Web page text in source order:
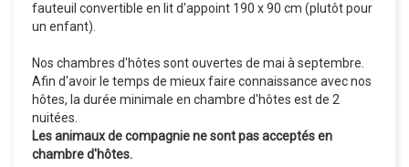
fauteuil convertible en lit d'appoint 190 x 90 cm (plutôt pour
un enfant).
Nos chambres d'hôtes sont ouvertes de mai à septembre.
Afin d'avoir le temps de mieux faire connaissance avec nos
hôtes, la durée minimale en chambre d'hôtes est de 2
nuitées.
Les animaux de compagnie ne sont pas acceptés en
chambre d'hôtes.